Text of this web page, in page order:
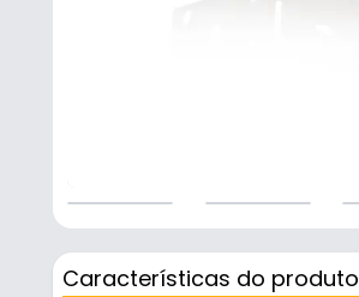
Características do produto